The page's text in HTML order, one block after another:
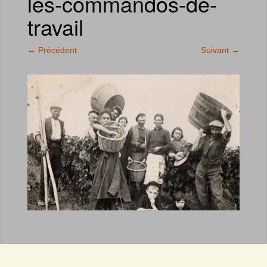
travail
← Précédent Suivant →